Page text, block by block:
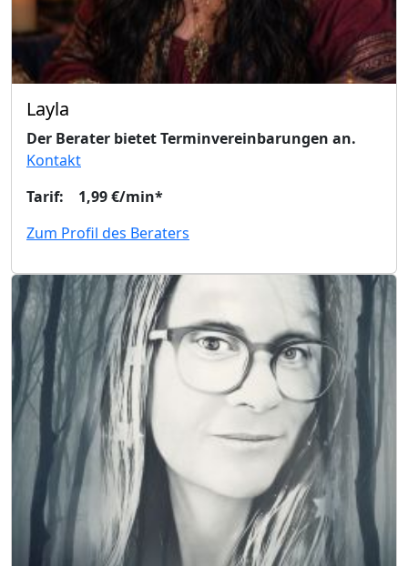
Layla
Der Berater bietet Terminvereinbarungen an.
Kontakt
Tarif: 1,99 €/min*
Zum Profil des Beraters